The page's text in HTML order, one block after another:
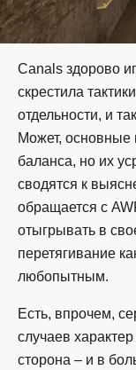
Canals здорово
скрестила
отдельности, и
Может, основные
баланса, но их
сводятся к
обращается с
отыгрывать в
перетягивание
любопытным.
Есть, впрочем,
случаев
сторона – и в